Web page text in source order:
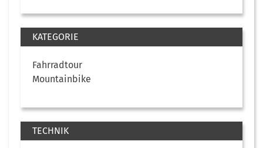
KATEGORIE
Fahrradtour
Mountainbike
TECHNIK